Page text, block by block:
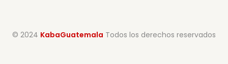
© 2024 KabaGuatemala Todos los derechos reservados